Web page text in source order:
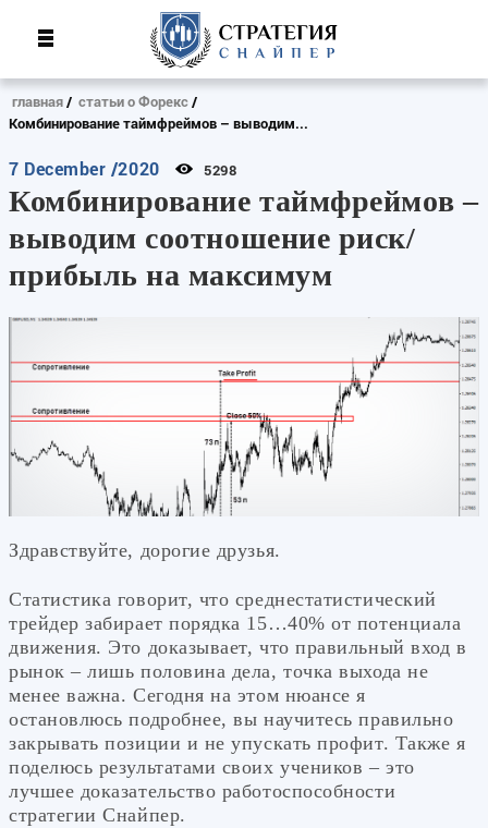
главная
статьи о Форекс
Комбинирование таймфреймов – выводим...
7 December /2020 5298
Комбинирование таймфреймов –
выводим соотношение риск/
прибыль на максимум
Здравствуйте, дорогие друзья.
Статистика говорит, что среднестатистический
трейдер забирает порядка 15…40% от потенциала
движения. Это доказывает, что правильный вход в
рынок – лишь половина дела, точка выхода не
менее важна. Сегодня на этом нюансе я
остановлюсь подробнее, вы научитесь правильно
закрывать позиции и не упускать профит. Также я
поделюсь результатами своих учеников – это
лучшее доказательство работоспособности
стратегии Снайпер.